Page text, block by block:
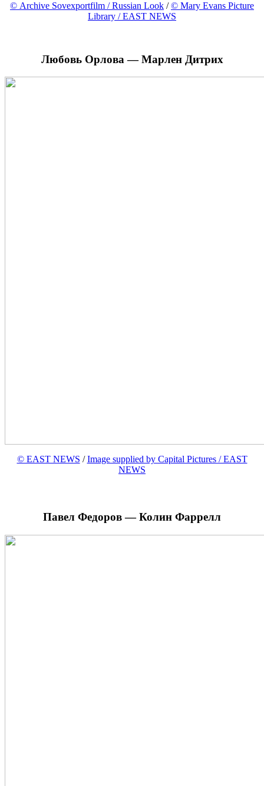
© Archive Sovexportfilm / Russian Look /© Mary Evans Picture
Library / EAST NEWS
Любовь Орлова — Марлен Дитрих
© EAST NEWS /Image supplied by Capital Pictures / EAST
NEWS
Павел Федоров — Колин Фаррелл